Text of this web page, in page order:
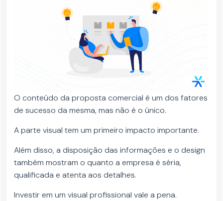
O conteúdo da proposta comercial é um dos fatores
de sucesso da mesma, mas não é o único.
A parte visual tem um primeiro impacto importante.
Além disso, a disposição das informações e o design
também mostram o quanto a empresa é séria,
qualificada e atenta aos detalhes.
Investir em um visual profissional vale a pena.